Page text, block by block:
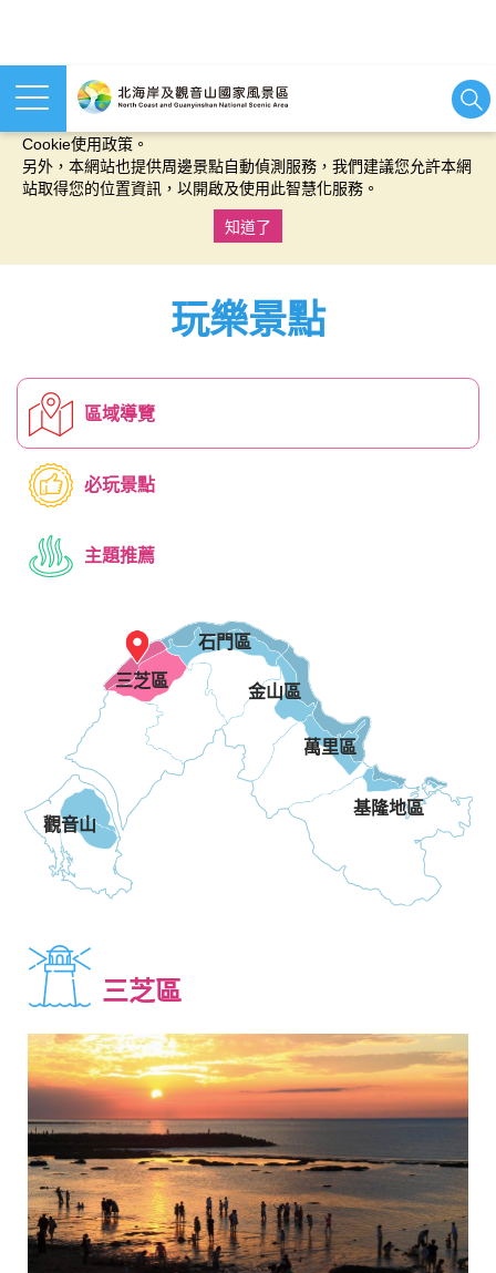
本網站使用cookies等相關技術以持續優化網站服務，並有助於為
Cookie使用政策。
另外，本網站也提供周邊景點自動偵測服務，我們建議您允許本網
站取得您的位置資訊，以開啟及使用此智慧化服務。
知道了
玩樂景點
區域導覽
必玩景點
主題推薦
三芝區
石門區
金山區
萬里區
觀音山
基隆地區
三芝區